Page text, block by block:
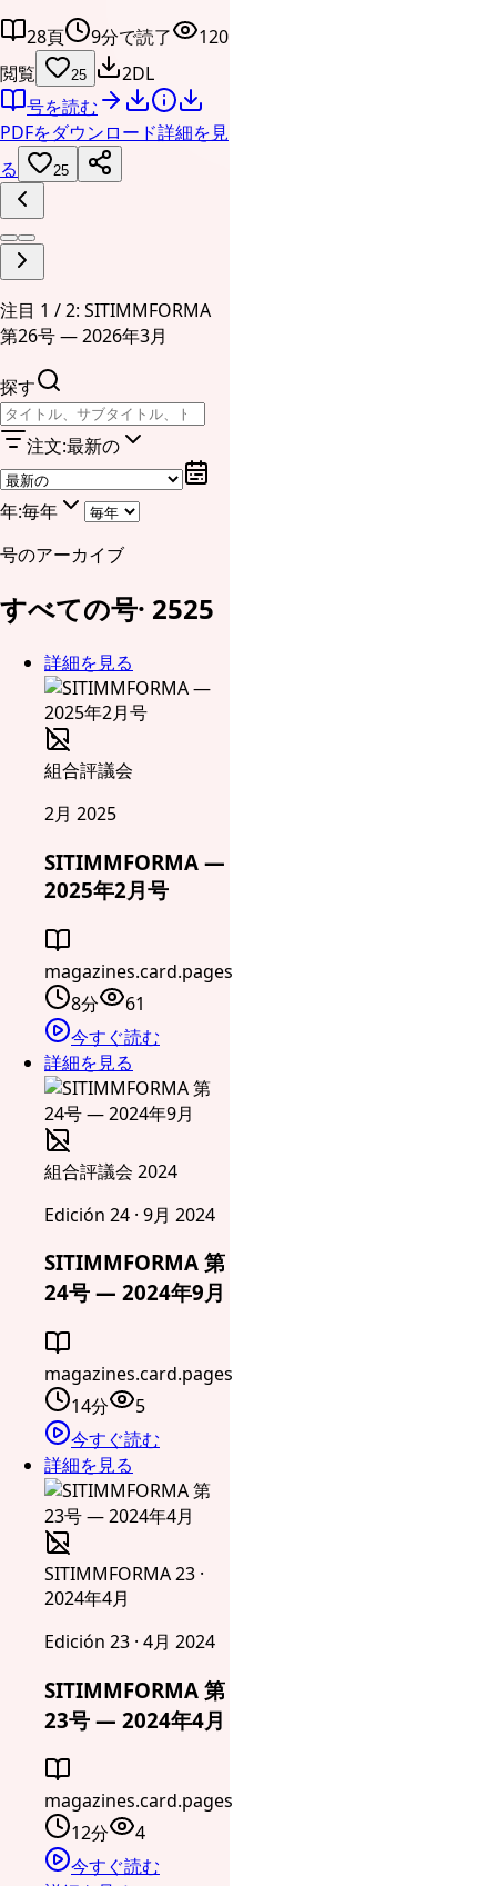
28頁 9分で読了
120
閲覧
25
2DL
号を読む
PDFをダウンロード詳細を見
る
25
注目 1 / 2: SITIMMFORMA
第26号 — 2026年3月
探す
注文:最新の
年:毎年
号のアーカイブ
すべての号· 2525
詳細を見る
組合評議会
2月 2025
SITIMMFORMA —
2025年2月号
magazines.card.pages
8分
61
今すぐ読む
詳細を見る
組合評議会 2024
Edición 24 · 9月 2024
SITIMMFORMA 第
24号 — 2024年9月
magazines.card.pages
14分
5
今すぐ読む
詳細を見る
SITIMMFORMA 23 ·
2024年4月
Edición 23 · 4月 2024
SITIMMFORMA 第
23号 — 2024年4月
magazines.card.pages
12分
4
今すぐ読む